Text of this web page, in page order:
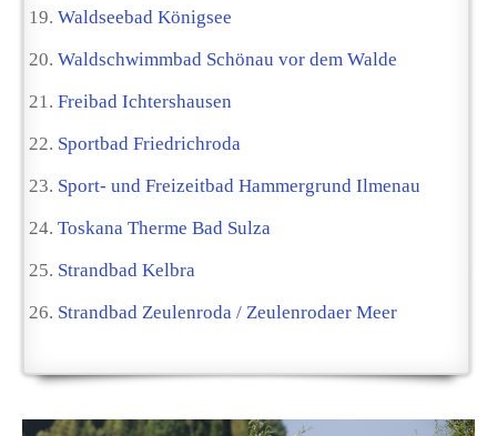
Waldseebad Königsee
Waldschwimmbad Schönau vor dem Walde
Freibad Ichtershausen
Sportbad Friedrichroda
Sport- und Freizeitbad Hammergrund Ilmenau
Toskana Therme Bad Sulza
Strandbad Kelbra
Strandbad Zeulenroda / Zeulenrodaer Meer